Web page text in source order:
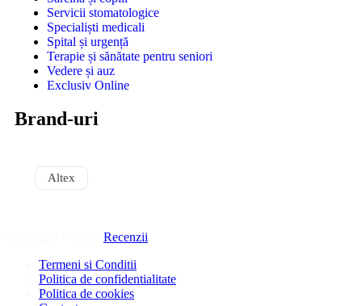
Servicii stomatologice
Specialiști medicali
Spital și urgență
Terapie și sănătate pentru seniori
Vedere și auz
Exclusiv Online
Brand-uri
Altex
Recenzii
Termeni si Conditii
Politica de confidentialitate
Politica de cookies